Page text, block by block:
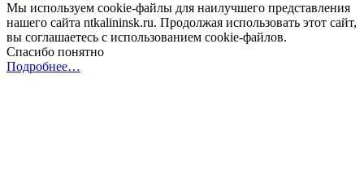
Мы используем cookie-файлы для наилучшего представления
нашего сайта ntkalininsk.ru. Продолжая использовать этот сайт,
вы соглашаетесь с использованием cookie-файлов.
Спасибо понятно
Подробнее…